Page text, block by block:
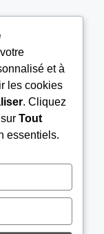
et à
les cookies
. Cliquez
Tout
essentiels.